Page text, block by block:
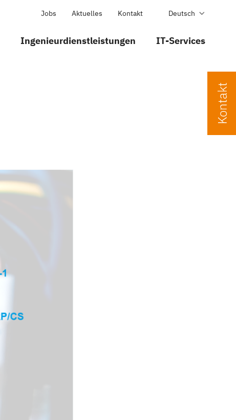
Jobs Aktuelles Kontakt Deutsch
Ingenieurdienstleistungen IT-Services